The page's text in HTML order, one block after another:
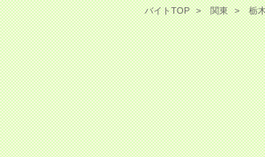
バイトTOP 関東 栃